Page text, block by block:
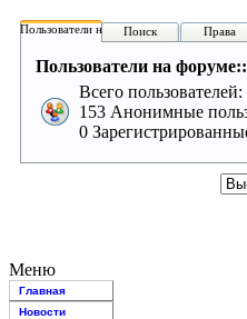
Пользователи на форуме:
Поиск Права
Пользователи на
Всего
153 Анонимные
0
Меню
Главная
Новости